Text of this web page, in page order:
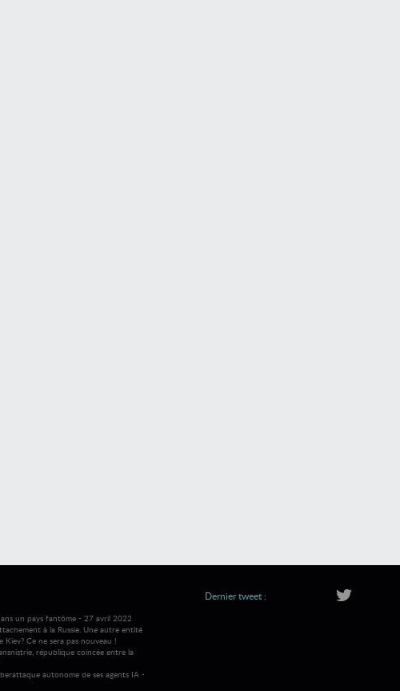
un pays fantôme - 27 avril 2022
à la Russie. Une autre entité
Kiev? Ce ne sera pas nouveau !
république coincée entre la
autonome de ses agents IA -
Dernier tweet :